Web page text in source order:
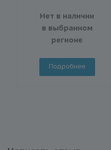
Нет в наличии
в выбранном
регионе
Подробнее